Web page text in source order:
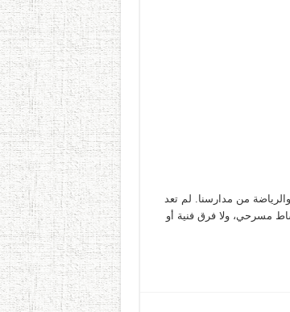
من مدارسنا. لم تعد
مسرحي، ولا فرق فنية أو